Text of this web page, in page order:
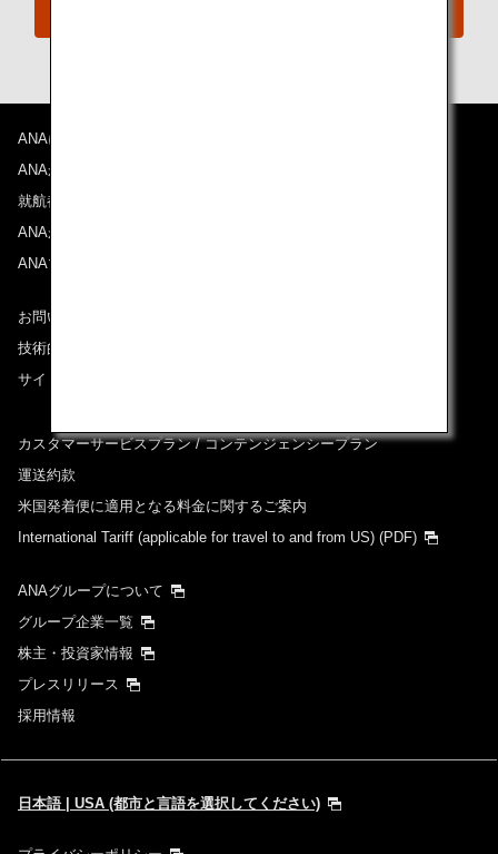
ANAについて
ANAからのお知らせ
就航都市
ANAがお約束する体験
ANAマイレージクラブ
お問い合わせ
技術的なお問い合わせ（推奨環境）
サイトマップ
カスタマーサービスプラン / コンテンジェンシープラン
運送約款
米国発着便に適用となる料金に関するご案内
International Tariff (applicable for travel to and from US) (PDF)
ANAグループについて
グループ企業一覧
株主・投資家情報
プレスリリース
採用情報
日本語 | USA (都市と言語を選択してください)